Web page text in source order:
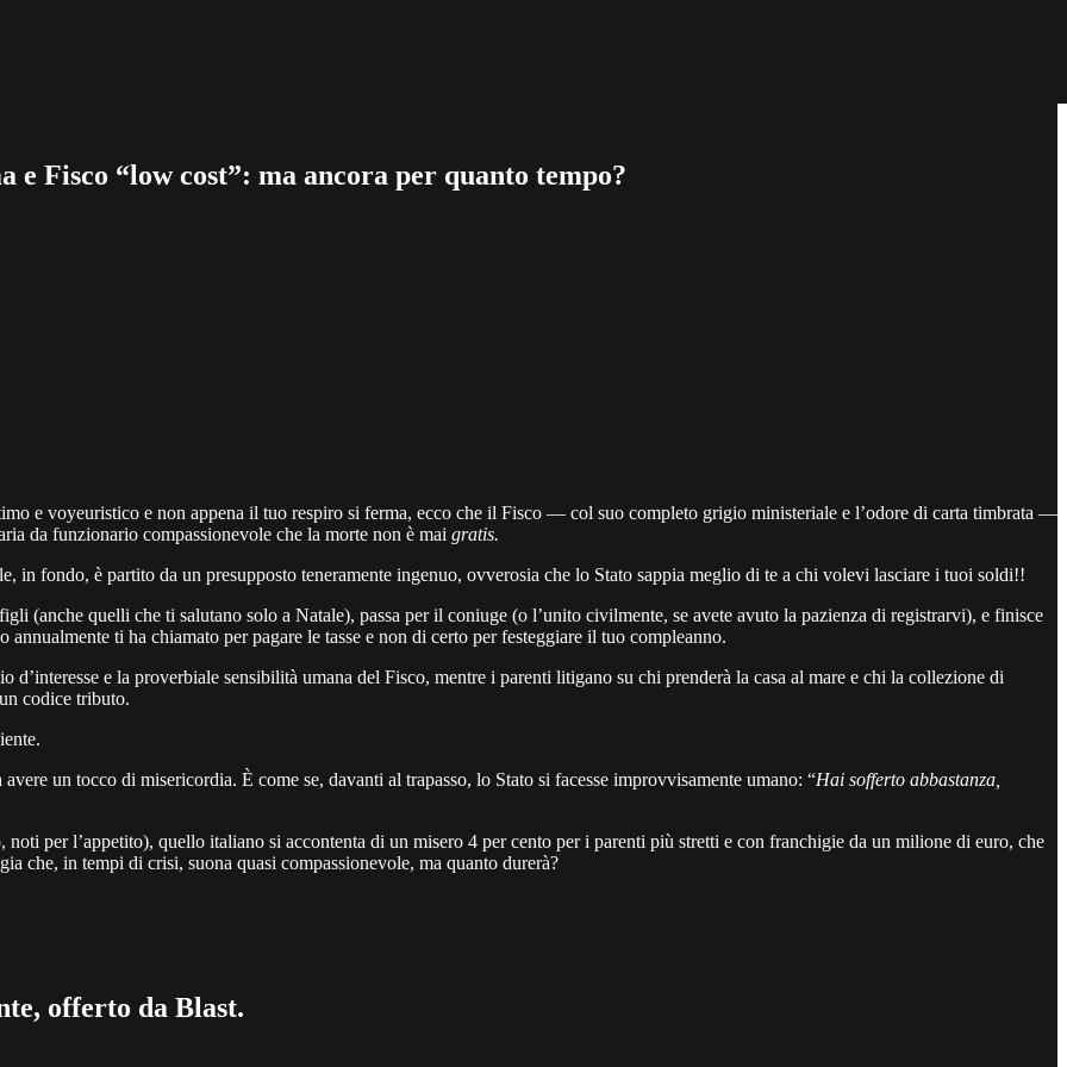
Fisco “low cost”: ma ancora per quanto tempo?
e voyeuristico e non appena il tuo respiro si ferma, ecco che il Fisco — col suo completo grigio ministeriale e l’odore di carta timbrata —
da funzionario compassionevole che la morte non è mai gratis.
in fondo, è partito da un presupposto teneramente ingenuo, ovverosia che lo Stato sappia meglio di te a chi volevi lasciare i tuoi soldi!!
(anche quelli che ti salutano solo a Natale), passa per il coniuge (o l’unito civilmente, se avete avuto la pazienza di registrarvi), e finisce
ti ha chiamato per pagare le tasse e non di certo per festeggiare il tuo compleanno.
d’interesse e la proverbiale sensibilità umana del Fisco, mentre i parenti litigano su chi prenderà la casa al mare e chi la collezione di
codice tributo.
un tocco di misericordia. È come se, davanti al trapasso, lo Stato si facesse improvvisamente umano: “Hai sofferto abbastanza,
per l’appetito), quello italiano si accontenta di un misero 4 per cento per i parenti più stretti e con franchigie da un milione di euro, che
che, in tempi di crisi, suona quasi compassionevole, ma quanto durerà?
offerto da Blast.